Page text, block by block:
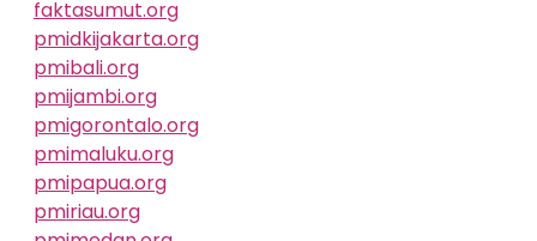
faktasumut.org
pmidkijakarta.org
pmibali.org
pmijambi.org
pmigorontalo.org
pmimaluku.org
pmipapua.org
pmiriau.org